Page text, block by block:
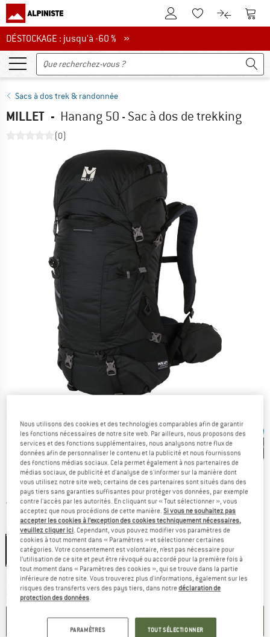
Vers le compte client
Vers la liste
Vers le
DÉSTOCKAGE : jusqu'à -60 %
DÉSTOCKAGE : jusqu'à -60 % »
Sacs à dos trek & randonnée
MILLET - Hanang 50 - Sac à dos de trekking
(0)
Prix:
259,95€ TVA incl.
Livraison gratuite(FR) France. Informations sur les frais de
Couleur:Black
Délai de livraison: 3-5 jours ouvrables
Le lien s'ouvre dans une
Quantité:
AJOUTER AU PANIER
Nous utilisons des cookies et des technologies comparables afin de garantir
les fonctions nécessaires de notre site web. Par ailleurs, nous proposons des
services et des fonctions supplémentaires, nous analysons notre flux de
données afin de personnaliser le contenu et la publicité et nous fournissons
des fonctions médias sociaux. Cela permet également à nos partenaires de
médias sociaux, de publicité et d'analyse de s'informer sur la manière dont
vous utilisez notre site web; certains de ces partenaires sont situés dans des
pays tiers sans garanties suffisantes pour protéger vos données, par exemple
contre l'accès par les autorités. En cliquant sur « Tout sélectionner », vous
acceptez que nous procédions de cette manière.Si vous ne souhaitez pas
accepter les cookies à l’exception des cookies techniquement nécessaires,
veuillez cliquer ici. Cependant, vous pouvez modifier vos paramètres de
cookies à tout moment dans « Paramètres » et sélectionner certaines
catégories. Votre consentement est volontaire, n’est pas nécessaire pour
l’utilisation de ce site et peut être révoqué ou accordé pour la première fois à
tout moment dans « Paramètres des cookies », qui se trouve dans la partie
inférieure de notre site. Vous trouverez plus d'informations, également sur les
risques des transferts vers des pays tiers, dans notredéclaration de
protection des données.
PARAMÈTRES TOUT SÉLECTIONNER